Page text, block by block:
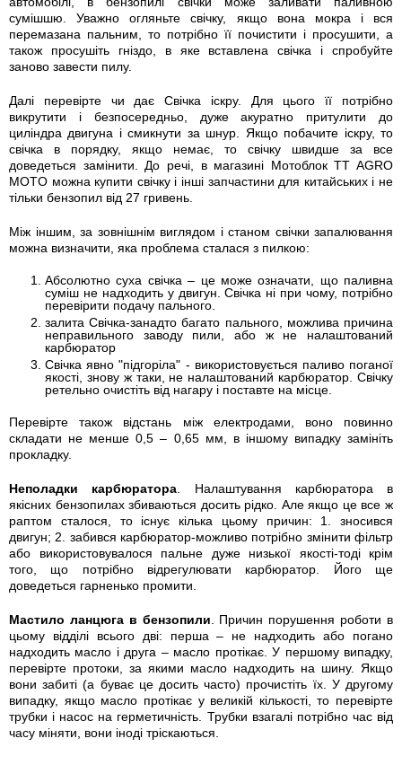
сумішшю. Уважно огляньте свічку, якщо вона мокра і вся
перемазана пальним, то потрібно її почистити і просушити, а
також просушіть гніздо, в яке вставлена свічка і спробуйте
заново завести пилу.
Далі перевірте чи дає Свічка іскру. Для цього її потрібно
викрутити і безпосередньо, дуже акуратно притулити до
циліндра двигуна і смикнути за шнур. Якщо побачите іскру, то
свічка в порядку, якщо немає, то свічку швидше за все
доведеться замінити. До речі, в магазині Мотоблок TT AGRO
MOTO можна купити свічку і інші запчастини для китайських і не
тільки бензопил від 27 гривень.
Між іншим, за зовнішнім виглядом і станом свічки запалювання
можна визначити, яка проблема сталася з пилкою:
Абсолютно суха свічка – це може означати, що паливна
суміш не надходить у двигун. Свічка ні при чому, потрібно
перевірити подачу пального.
залита Свічка-занадто багато пального, можлива причина
неправильного заводу пили, або ж не налаштований
карбюратор
Свічка явно "підгоріла" - використовується паливо поганої
якості, знову ж таки, не налаштований карбюратор. Свічку
ретельно очистіть від нагару і поставте на місце.
Перевірте також відстань між електродами, воно повинно
складати не менше 0,5 – 0,65 мм, в іншому випадку замініть
прокладку.
Неполадки карбюратора . Налаштування карбюратора в
якісних бензопилах збиваються досить рідко. Але якщо це все ж
раптом сталося, то існує кілька цьому причин: 1. зносився
двигун; 2. забився карбюратор-можливо потрібно змінити фільтр
або використовувалося пальне дуже низької якості-тоді крім
того, що потрібно відрегулювати карбюратор. Його ще
доведеться гарненько промити.
Мастило ланцюга в бензопили . Причин порушення роботи в
цьому відділі всього дві: перша – не надходить або погано
надходить масло і друга – масло протікає. У першому випадку,
перевірте протоки, за якими масло надходить на шину. Якщо
вони забиті (а буває це досить часто) прочистіть їх. У другому
випадку, якщо масло протікає у великій кількості, то перевірте
трубки і насос на герметичність. Трубки взагалі потрібно час від
часу міняти, вони іноді тріскаються.